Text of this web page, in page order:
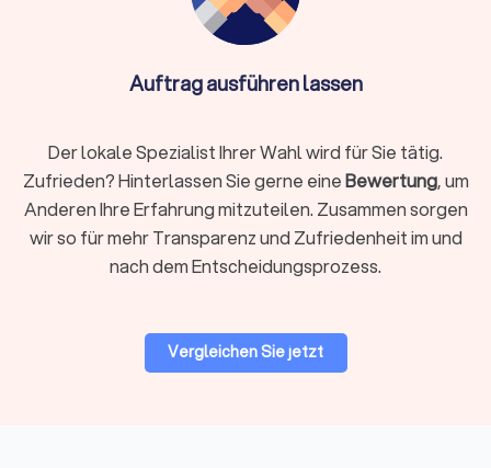
Rechtsgebiet identifizieren
Definieren Sie klar, welches Rechtsgebiet betroffen ist.
Bereiche erfordern jeweils spezialisiertes Wissen. Ein
Fachanwalt hat zusätzliche Qualifikationen und
nachgewiesene Erfahrung in seinem Gebiet.
Regionale oder überregionale Suche
Gerichtstermine vor Ort anstehen. Bei hochspezialisierten
Fragen kann auch ein überregionaler Experte sinnvoll sein, da
Auftrag ausführen lassen
Der lokale Spezialist Ihrer Wahl wird für Sie tätig.
Zufrieden? Hinterlassen Sie gerne eineBewertung, um
Anderen Ihre Erfahrung mitzuteilen. Zusammen sorgen
wir so für mehr Transparenz und Zufriedenheit im und
nach dem Entscheidungsprozess.
Vergleichen Sie jetzt